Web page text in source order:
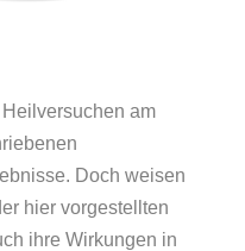
am
Doch weisen
hier vorgestellten
ihre Wirkungen in